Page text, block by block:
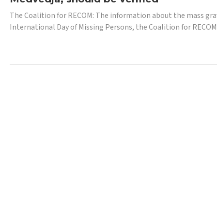
The Coalition for RECOM: The information about the mass
International Day of Missing Persons, the Coalition for